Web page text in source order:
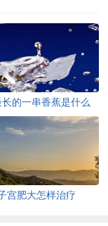
的一串香蕉是什么
宫肥大怎样治疗